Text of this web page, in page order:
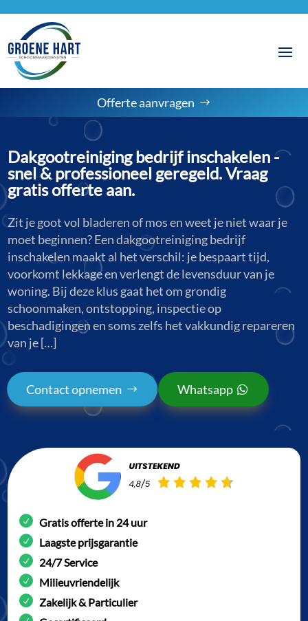
Offerte aanvragen
Dakgootreiniging bedrijf inschakelen -
snel & professioneel geregeld. Vraag
gratis offerte aan.
Zit je goot vol bladeren of mos en weet je niet waar je
moet beginnen? Een dakgootreiniging bedrijf
inschakelen maakt al het verschil: je bespaart tijd,
voorkomt lekkage en verlengt de levensduur van je
woning. Bij deze klus gaat het om grondig
schoonmaken, ontstopping, inspectie op
beschadigingen en soms zelfs het vakkundig repareren
van je […]
Contact opnemen Whatsapp
Gratis offerte in 24 uur
Laagste prijsgarantie
24/7 Service
Milieuvriendelijk
Zakelijk & Particulier